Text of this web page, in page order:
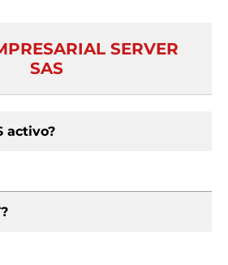
SERVER
SAS
activo?